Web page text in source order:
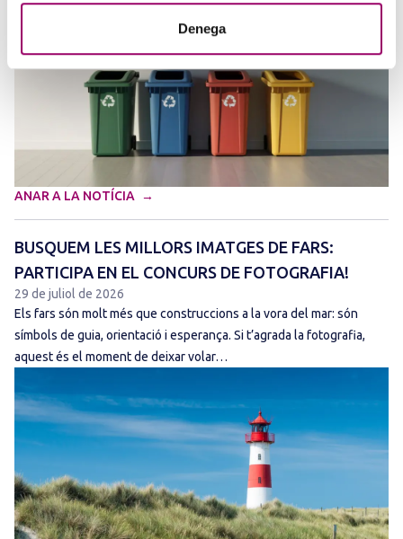
Denega
ANAR A LA NOTÍCIA
BUSQUEM LES MILLORS IMATGES DE FARS:
PARTICIPA EN EL CONCURS DE FOTOGRAFIA!
29 de juliol de 2026
Els fars són molt més que construccions a la vora del mar: són
símbols de guia, orientació i esperança. Si t’agrada la fotografia,
aquest és el moment de deixar volar…